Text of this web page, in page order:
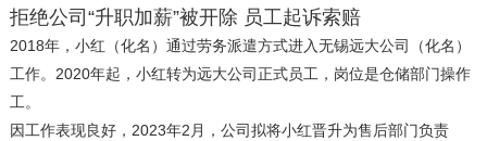
拒绝公司“升职加薪”被开除 员工起诉索赔
2018年，小红（化名）通过劳务派遣方式进入无锡远大公司（化名）
工作。2020年起，小红转为远大公司正式员工，岗位是仓储部门操作
工。
因工作表现良好，2023年2月，公司拟将小红晋升为售后部门负责